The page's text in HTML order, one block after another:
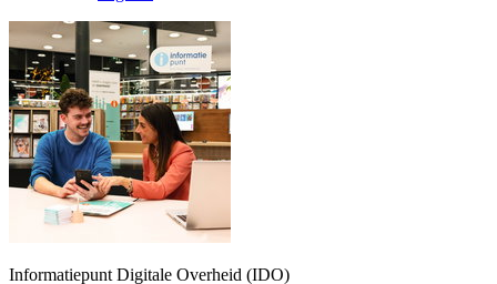
Informatiepunt Digitale Overheid (IDO)